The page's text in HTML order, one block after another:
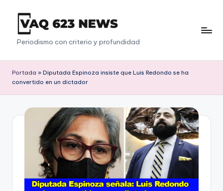
Saltar
contenido
V
a
q
6
Periodismo con criterio y profundidad
Portada » Diputada Espinoza insiste que Luis Redondo se ha
convertido en un dictador